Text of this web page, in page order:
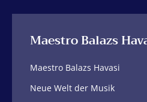
Maestro Balazs
Maestro Balazs Havasi
Neue Welt der Musik